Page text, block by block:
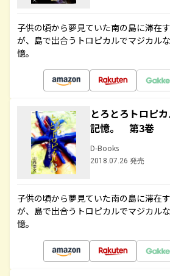
子供の頃から夢見ていた南の島に滞在
が、島で出合うトロピカルでマジカル
憶。
とろとろトロピ
記憶。 第3巻
D-Books
2018.07.26 発売
子供の頃から夢見ていた南の島に滞在
が、島で出合うトロピカルでマジカル
憶。